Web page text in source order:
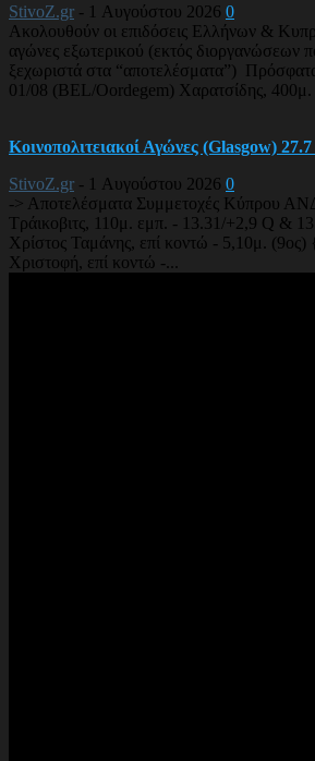
StivoZ.gr - 1 Αυγούστου 2026 0
Ακολουθούν οι επιδόσεις Ελλήνων &
αγώνες εξωτερικού (εκτός διοργανώσεων
ξεχωριστά στα “αποτελέσματα”)
01/08 (BEL/Oordegem) Χαρατσίδης, 400μ.
Κοινοπολιτειακοί Αγώνες (Glasgow)
StivoZ.gr - 1 Αυγούστου 2026 0
-> Αποτελέσματα Συμμετοχές Κύπρου
Τράικοβιτς, 110μ. εμπ. - 13.31/+2,9 Q &
Χρίστος Ταμάνης, επί κοντώ - 5,10μ.
Χριστοφή, επί κοντώ -...